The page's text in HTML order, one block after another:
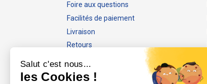
Salut c'est nous...
les Cookies !
Foire aux questions
Facilités de paiement
Livraison
Retours
Rappels produits